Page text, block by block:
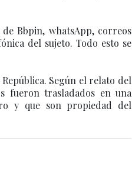
Bbpin, whatsApp, correos
del sujeto. Todo esto se
Según el relato del
fueron trasladados en una
y que son propiedad del